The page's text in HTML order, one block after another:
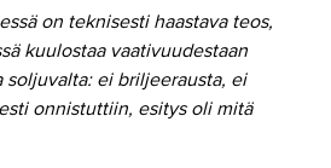
on teknisesti haastava teos,
kuulostaa vaativuudestaan
ei briljeerausta, ei
onnistuttiin, esitys oli mitä